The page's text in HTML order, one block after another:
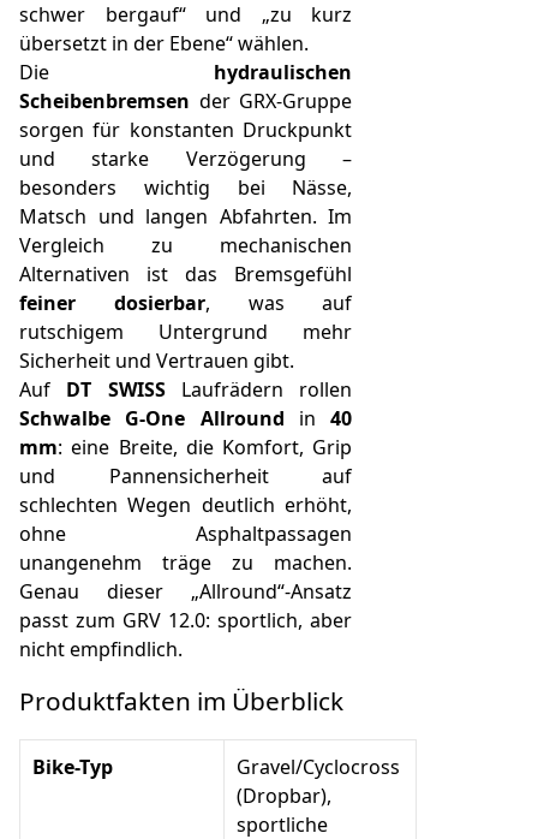
schwer bergauf“ und „zu kurz
übersetzt in der Ebene“ wählen.
Die hydraulischen
Scheibenbremsen der GRX-Gruppe
sorgen für konstanten Druckpunkt
und starke Verzögerung –
besonders wichtig bei Nässe,
Matsch und langen Abfahrten. Im
Vergleich zu mechanischen
Alternativen ist das Bremsgefühl
feiner dosierbar, was auf
rutschigem Untergrund mehr
Sicherheit und Vertrauen gibt.
Auf DT SWISSLaufrädern rollen
Schwalbe G-One Allround in40
mm: eine Breite, die Komfort, Grip
und Pannensicherheit auf
schlechten Wegen deutlich erhöht,
ohne Asphaltpassagen
unangenehm träge zu machen.
Genau dieser „Allround“-Ansatz
passt zum GRV 12.0: sportlich, aber
nicht empfindlich.
Produktfakten im Überblick
Bike-Typ
Gravel/Cyclocross
(Dropbar),
sportliche